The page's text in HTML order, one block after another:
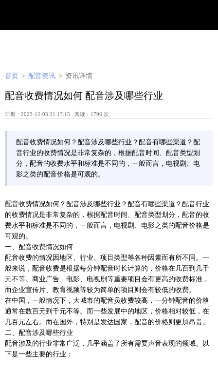
首页 > 配音资讯 > 资讯详情
配音收费情况如何 配音涉及哪些行业
日期：2023-12-03 21:17:15 阅读：1796 次
配音收费情况如何？配音涉及哪些行业？配音有哪些渠道？配
音行业的收费情况是非常复杂的，根据配音时间、配音类型划
分，配音的收费水平和标准是不同的，一般而言，电视剧、电
影之类的配音价格是可观的。
配音收费情况如何？配音涉及哪些行业？配音有哪些渠道？配音行业
的收费情况是非常复杂的，根据配音时间、配音类型划分，配音的收
费水平和标准是不同的，一般而言，电视剧、电影之类的配音价格是
可观的。
一、配音收费情况如何
配音收费的情况因地区、行业、项目类型等各种因素而有所不同。一
般来说，配音收费是根据每分钟配音时长计算的，价格在几百到几千
元不等。商业广告、电影、电视剧等重要项目会有更高的收费标准，
而企业宣传片、教育视频等较为简单的项目则会有较低的收费。
在中国，一般情况下，大城市的配音员收费较高，一分钟配音的价格
通常在数百元到千元不等。而一些发展中的地区，价格相对较低，在
几百元左右。而在国外，特别是发达国家，配音的价格则更加昂贵。
二、配音涉及哪些行业
配音涉及的行业非常广泛，几乎涵盖了所有需要声音表现的领域。以
下是一些主要的行业：